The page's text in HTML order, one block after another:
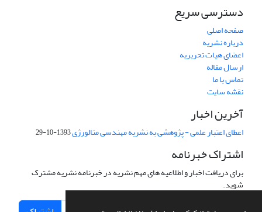
دسترسی سریع
صفحه اصلی
درباره نشریه
اعضای هیات تحریریه
ارسال مقاله
تماس با ما
نقشه سایت
آخرین اخبار
اعطای اعتبار علمی - پژوهشی به نشریه مهندسی متالورژی1393-10-29
اشتراک خبرنامه
برای دریافت اخبار و اطلاعیه های مهم نشریه در خبرنامه نشریه مشترک
شوید.